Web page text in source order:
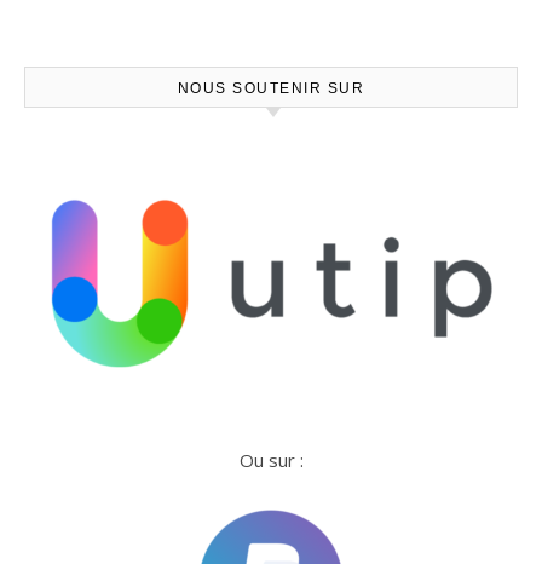
NOUS SOUTENIR SUR
Ou sur :